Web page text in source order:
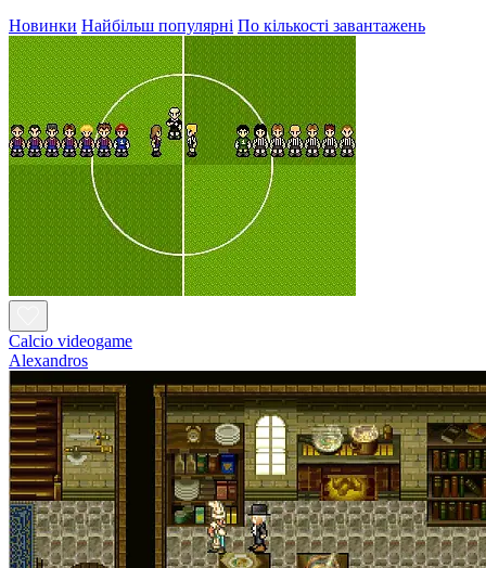
Новинки Найбільш популярні По кількості завантажень
Calcio videogame
Alexandros